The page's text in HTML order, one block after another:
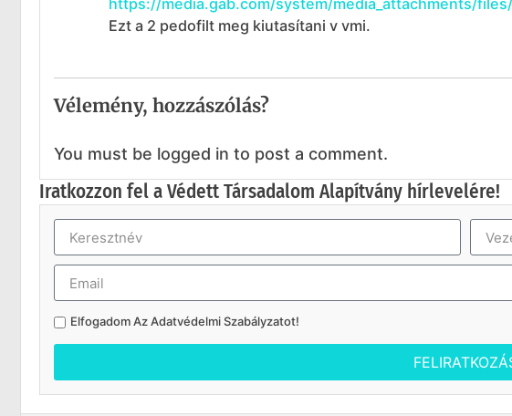
https://media.gab.com/system/media_attachments/
Ezt a 2 pedofilt meg kiutasítani v vmi.
Vélemény, hozzászólás?
You must be logged in to post a comment.
Iratkozzon fel a Védett Társadalom Alapítvány hírlevelére!
Elfogadom AzAdatvédelmi Szabályzatot!